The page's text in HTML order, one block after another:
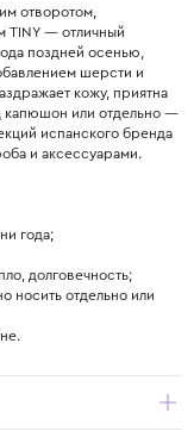
отворотом,
TINY — отличный
поздней осенью,
шерсти и
кожу, приятна
капюшон или отдельно —
испанского бренда
и аксессуарами.
года;
долговечность;
носить отдельно или